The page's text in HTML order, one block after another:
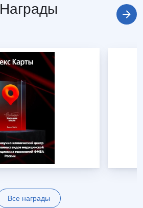
Награды
Все награды